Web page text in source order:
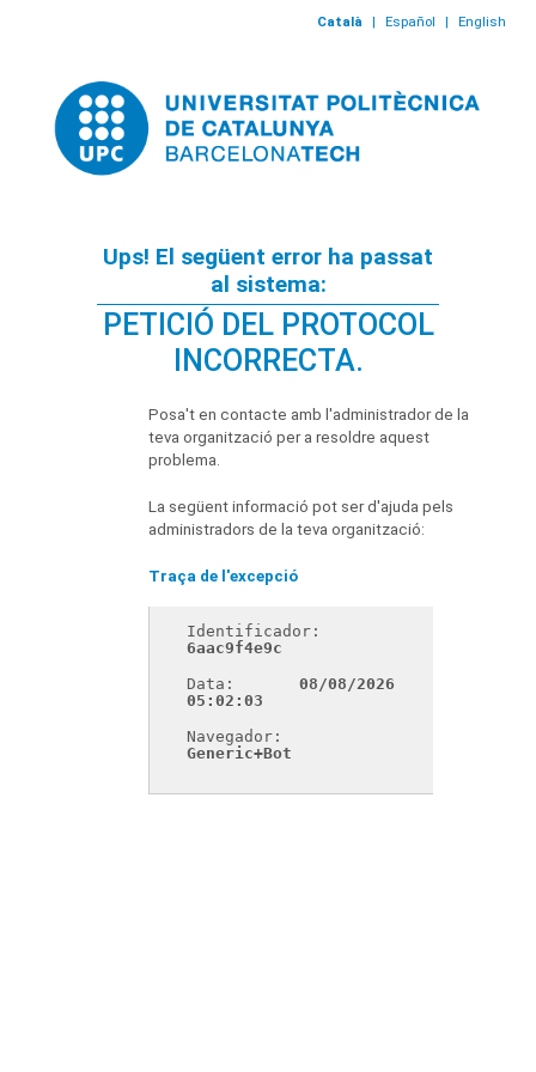
Català | Español | English
Ups! El següent error ha passat
al sistema:
PETICIÓ DEL PROTOCOL
INCORRECTA.
Posa't en contacte amb l'administrador de la
teva organització per a resoldre aquest
problema.
La següent informació pot ser d'ajuda pels
administradors de la teva organització:
Traça de l'excepció
6aac9f4e9c
Data:
08/08/2026
05:02:03
Generic+Bot